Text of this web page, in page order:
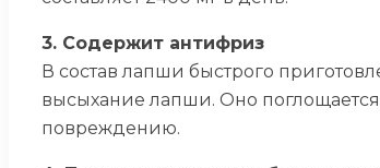
3. Содержит антифриз
В состав лапши быстрого
высыхание лапши. Оно
повреждению.